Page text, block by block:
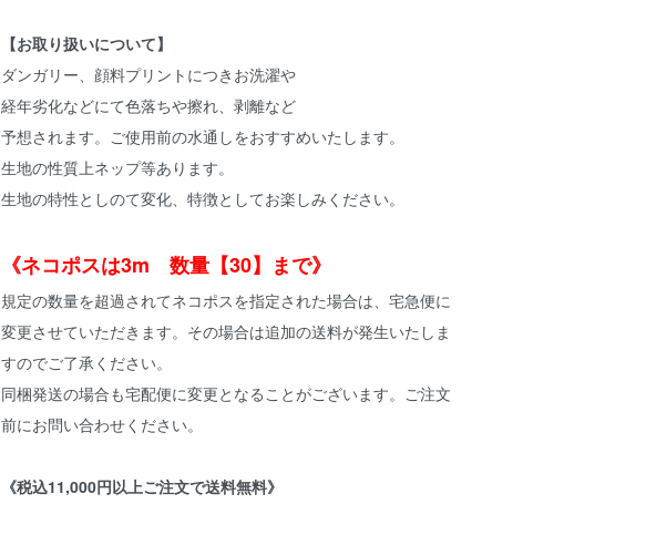
【お取り扱いについて】
ダンガリー、顔料プリントにつきお洗濯や
経年劣化などにて色落ちや擦れ、剥離など
予想されます。ご使用前の水通しをおすすめいたします。
生地の性質上ネップ等あります。
生地の特性としのて変化、特徴としてお楽しみください。
《ネコポスは3m 数量【30】まで》
規定の数量を超過されてネコポスを指定された場合は、宅急便に
変更させていただきます。その場合は追加の送料が発生いたしま
すのでご了承ください。
同梱発送の場合も宅配便に変更となることがございます。ご注文
前にお問い合わせください。
《税込11,000円以上ご注文で送料無料》